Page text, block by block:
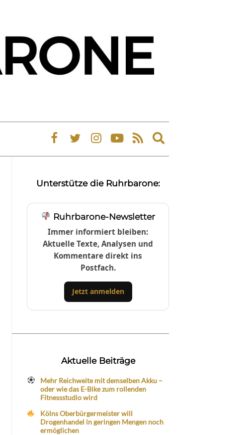
Expand
search
Unterstütze die Ruhrbarone:
Ruhrbarone-Newsletter
Immer informiert bleiben:
Aktuelle Texte, Analysen und
Kommentare direkt ins
Postfach.
Jetzt anmelden
Aktuelle Beiträge
Mehr Reichweite mit demselben Akku –
oder wie das E-Bike zum rollenden
Fitnessstudio wird
Kölns Oberbürgermeister will
Drogenhandel in geringen Mengen noch
ermöglichen